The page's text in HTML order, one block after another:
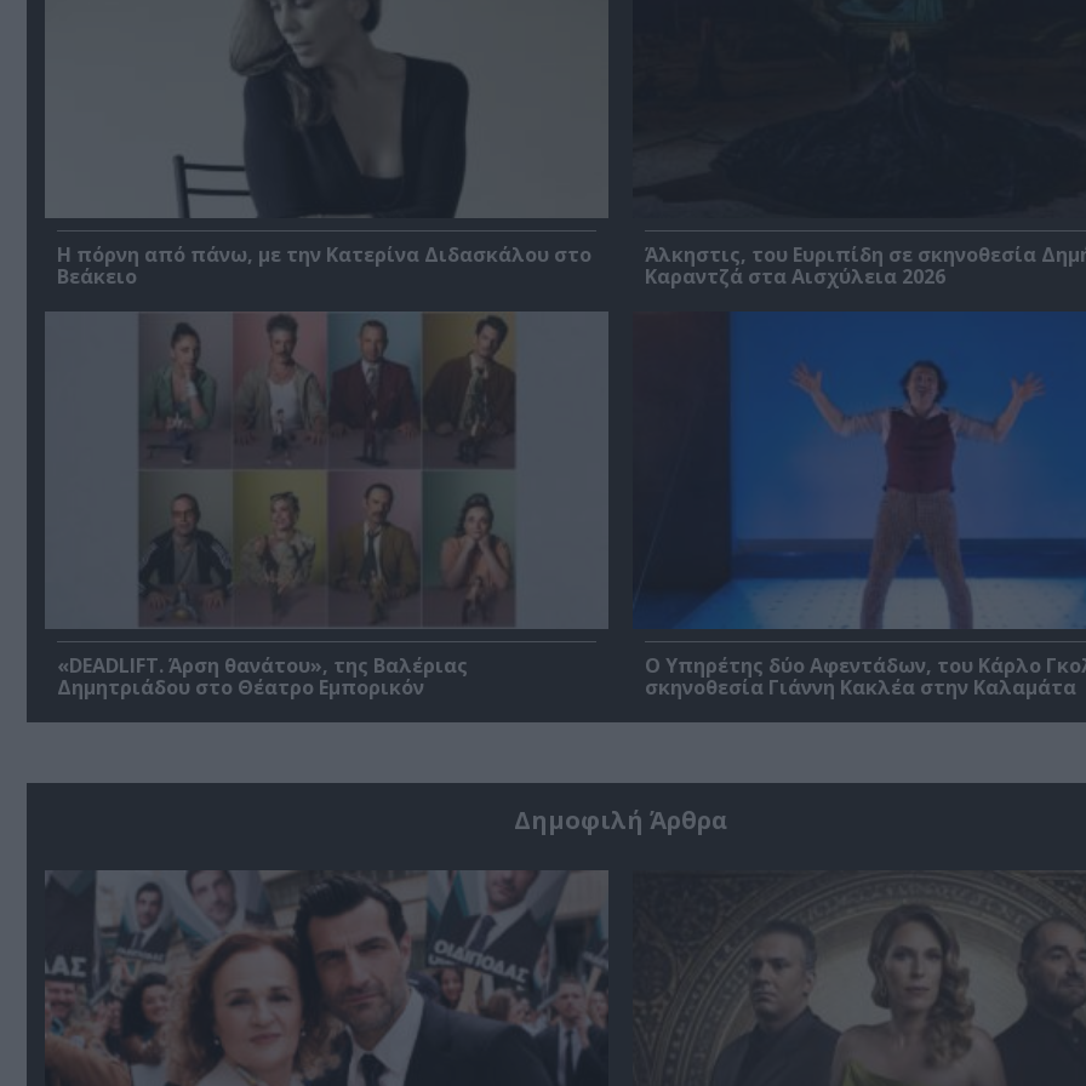
Η πόρνη από πάνω, με την Κατερίνα Διδασκάλου στο
Βεάκειο
Άλκηστις, του Ευριπίδη σε σκηνοθεσία
Καραντζά στα Αισχύλεια 2026
«DEADLIFT. Άρση θανάτου», της Βαλέριας
Δημητριάδου στο Θέατρο Εμπορικόν
Ο Υπηρέτης δύο Αφεντάδων, του Κάρλο
σκηνοθεσία Γιάννη Κακλέα στην Καλαμάτα
Δημοφιλή Άρθρα